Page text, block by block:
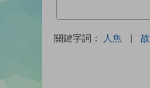
關鍵字詞： 人魚 |